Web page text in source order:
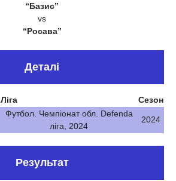
“Базис”
vs
“Росава”
Деталі
Ліга
Сезон
Футбол. Чемпіонат обл. Defenda
ліга, 2024
2024
Результат